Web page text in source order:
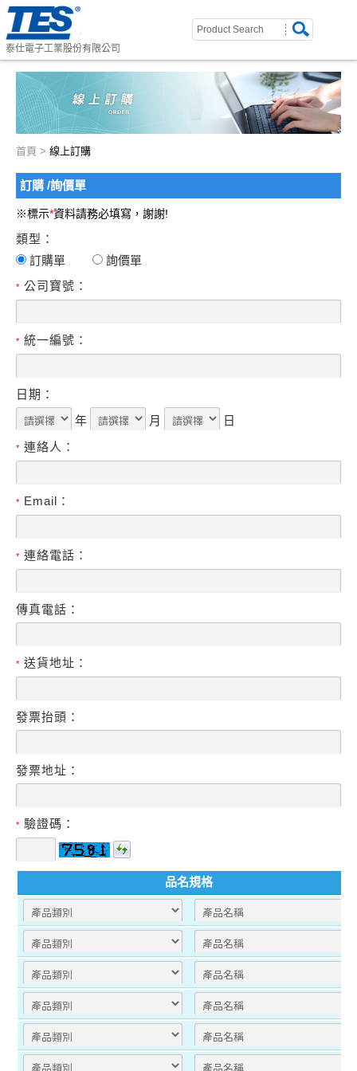
泰仕電子工業股份有限公司
首頁 > 線上訂購
訂購 /詢價單
※標示*資料請務必填寫，謝謝!
類型：
訂購單
詢價單
* 公司寶號：
* 統一編號：
日期：
年
月 日
* 連絡人：
* Email：
* 連絡電話：
傳真電話：
* 送貨地址：
發票抬頭：
發票地址：
* 驗證碼：
品名規格